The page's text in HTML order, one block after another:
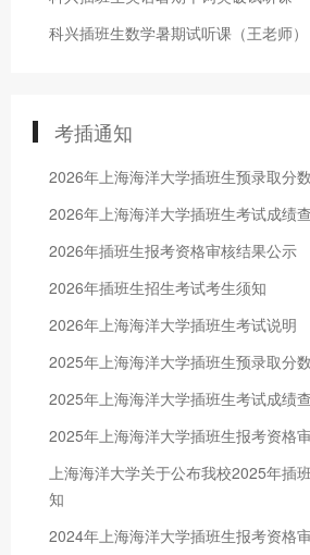
科兴插班生数学暑期试听课（王老师）
考插通知
2026年上海海洋大学插班生预录取分
2026年上海海洋大学插班生考试成绩
2026年插班生报考资格审核结果公示
2026年插班生招生考试考生须知
2026年上海海洋大学插班生考试说明
2025年上海海洋大学插班生预录取分
2025年上海海洋大学插班生考试成绩
2025年上海海洋大学插班生报考资格
上海海洋大学关于公布我校2025年插
知
2024年上海海洋大学插班生报考资格